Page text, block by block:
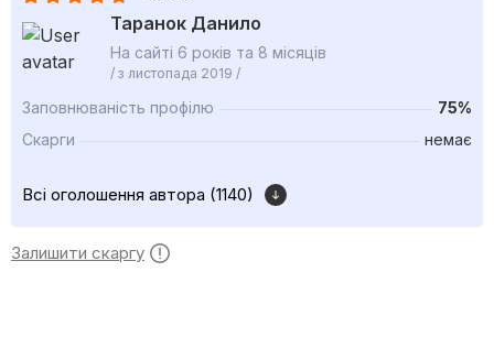
Таранок Данило
На сайті 6 років та 8 місяців
/ з листопада 2019 /
Заповнюваність профілю
75%
Скарги
немає
Всі оголошення автора (1140)
Залишити скаргу